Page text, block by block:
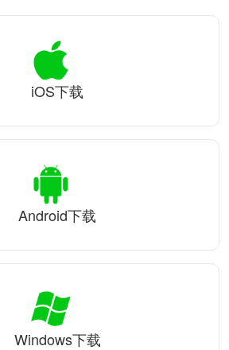
iOS下载
Android下载
Windows下载